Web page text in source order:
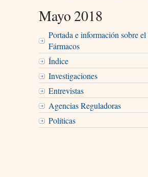
Mayo 2018
Portada e información sobre
Fármacos
Índice
Investigaciones
Entrevistas
Agencias Reguladoras
Políticas